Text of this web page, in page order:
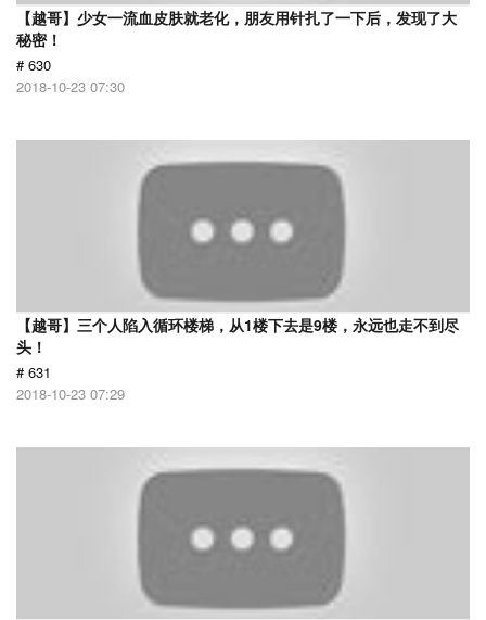
【越哥】少女一流血皮肤就老化，朋友用针扎了一下后，发现了大
秘密！
# 630
2018-10-23 07:30
【越哥】三个人陷入循环楼梯，从1楼下去是9楼，永远也走不到尽
头！
# 631
2018-10-23 07:29